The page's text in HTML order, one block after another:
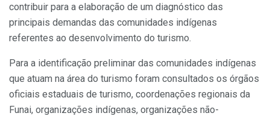
contribuir para a elaboração de um diagnóstico das
principais demandas das comunidades indígenas
referentes ao desenvolvimento do turismo.
Para a identificação preliminar das comunidades indígenas
que atuam na área do turismo foram consultados os órgãos
oficiais estaduais de turismo, coordenações regionais da
Funai, organizações indígenas, organizações não-